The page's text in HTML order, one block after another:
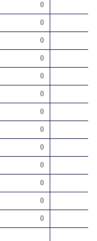
0
0
0
0
0
0
0
0
0
0
0
0
0